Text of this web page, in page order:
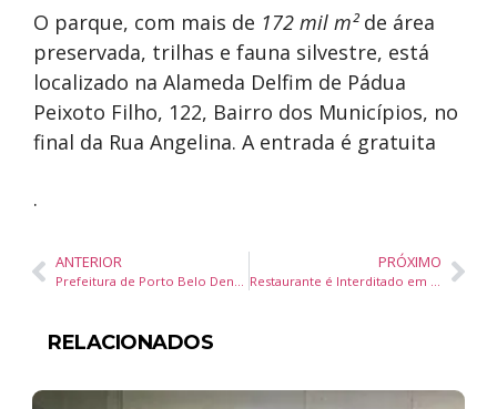
O parque, com mais de 172 mil m²de área
preservada, trilhas e fauna silvestre, está
localizado na Alameda Delfim de Pádua
Peixoto Filho, 122, Bairro dos Municípios, no
final da Rua Angelina. A entrada é gratuita
.
ANTERIOR
Prefeitura de Porto Belo Denuncia Golpe de E-mails Falsos com Supostas Intimações
PRÓXIMO
Restaurante é Interditado em Itapema por Falta de Higiene
RELACIONADOS